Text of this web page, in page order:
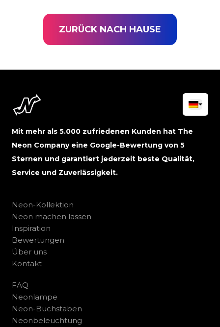
ZURÜCK NACH HAUSE
Mit mehr als 5.000 zufriedenen Kunden hat The
Neon Company eine Google-Bewertung von 5
Sternen und garantiert jederzeit beste Qualität,
Service und Zuverlässigkeit.
Neon-Kollektion
Neon machen lassen
Inspiration
Bewertungen
Über uns
Kontakt
FAQ
Neonlampe
Neon-Buchstaben
Neonbeleuchtung